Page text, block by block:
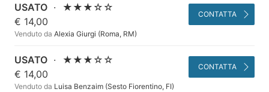
USATO ·
★★★☆☆
€ 14,00
Venduto da Alexia Giurgi (Roma, RM)
CONTATTA
USATO ·
★★★☆☆
€ 14,00
Venduto da Luisa Benzaim (Sesto Fiorentino, FI)
CONTATTA